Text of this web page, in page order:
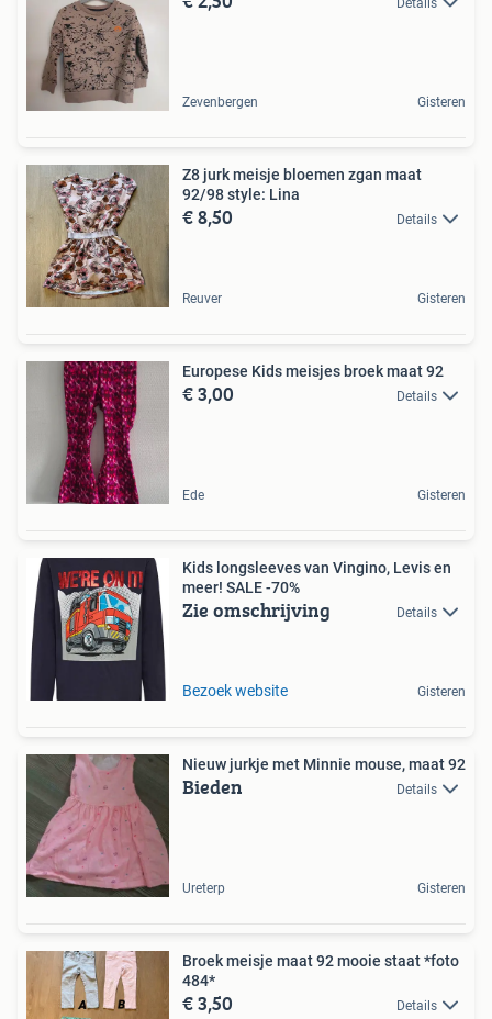
Details
Zevenbergen Gisteren
Z8 jurk meisje bloemen zgan maat
92/98 style: Lina
€ 8,50 Details
Reuver Gisteren
Europese Kids meisjes broek maat 92
€ 3,00 Details
Ede Gisteren
Kids longsleeves van Vingino, Levis en
meer! SALE -70%
Zie omschrijving Details
Bezoek website Gisteren
Nieuw jurkje met Minnie mouse, maat 92
Bieden Details
Ureterp Gisteren
Broek meisje maat 92 mooie staat *foto
484*
€ 3,50 Details